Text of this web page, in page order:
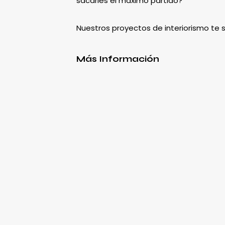
Nuestros proyectos de interiorismo te
Más Información